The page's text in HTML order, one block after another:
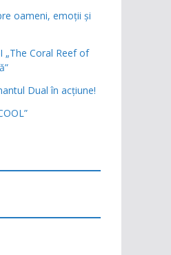
oameni, emoții și
„The Coral Reef of
Dual în acțiune!